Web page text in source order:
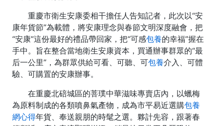
重慶市衛生安康委相干擔任人告知記者，此次以“安
康年貨節”為載體，將安康理念與春節文明深度融會，把
“安康”這份最好的禮品帶回家，把“可感包養的幸福”握在
手中。旨在整合當地衛生安康資本，買通辦事群眾的“最
后一公里”，為群眾供給可看、可聽、可包養介入、可體
驗、可購置的安康辦事。
在重慶北碚城區的菩璞中華滋味專賣店內，以蠟梅
為原料制成的各類噴鼻氣產物，成為市平易近選購包養
網心得年貨、奉送親朋的時髦之選。夥計先容，跟著春